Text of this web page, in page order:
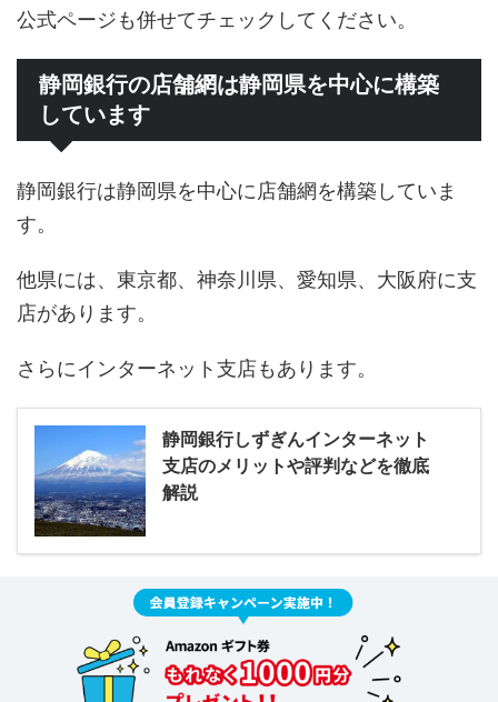
公式ページも併せてチェックしてください。
静岡銀行の店舗網は静岡県を中心に構築
しています
静岡銀行は静岡県を中心に店舗網を構築していま
す。
他県には、東京都、神奈川県、愛知県、大阪府に支
店があります。
さらにインターネット支店もあります。
静岡銀行しずぎんインターネット
支店のメリットや評判などを徹底
解説